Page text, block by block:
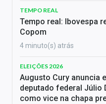
TEMPO REAL
Tempo real: Ibovespa
Copom
4 minuto(s) atrás
ELEIÇÕES 2026
Augusto Cury anuncia
deputado federal Júlio
como vice na chapa